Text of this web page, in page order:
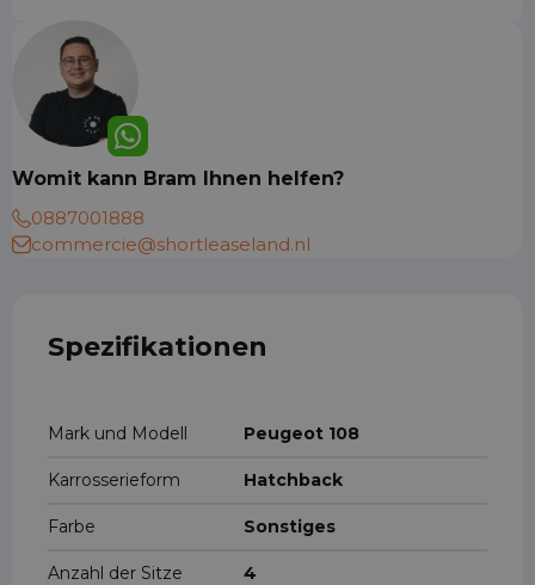
Womit kann Bram Ihnen helfen?
0887001888
commercie@shortleaseland.nl
Spezifikationen
Mark und Modell Peugeot 108
Karrosserieform Hatchback
Farbe Sonstiges
Anzahl der Sitze 4